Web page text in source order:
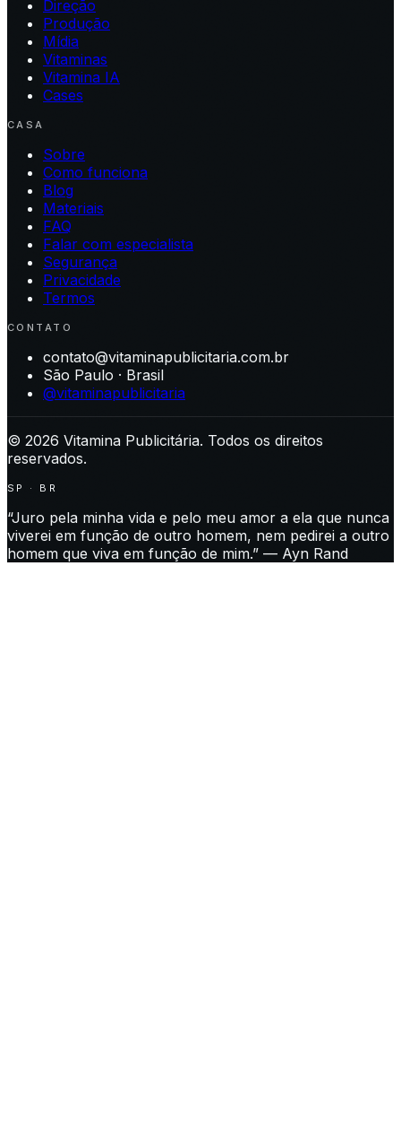
Direção
Produção
Mídia
Vitaminas
Vitamina IA
Cases
CASA
Sobre
Como funciona
Blog
Materiais
FAQ
Falar com especialista
Segurança
Privacidade
Termos
CONTATO
contato@vitaminapublicitaria.com.br
São Paulo · Brasil
@vitaminapublicitaria
© 2026 Vitamina Publicitária. Todos os direitos
reservados.
SP · BR
“Juro pela minha vida e pelo meu amor a ela que nunca
viverei em função de outro homem, nem pedirei a outro
homem que viva em função de mim.” — Ayn Rand